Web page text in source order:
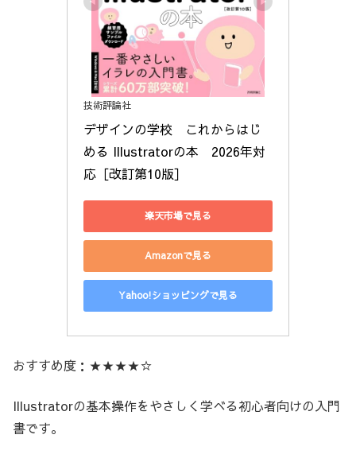
技術評論社
デザインの学校　これからはじ
める Illustratorの本　2026年対
応［改訂第10版］
楽天市場で見る
Amazonで見る
Yahoo!ショッピングで見る
おすすめ度：★★★★☆
Illustratorの基本操作をやさしく学べる初心者向けの入門
書です。